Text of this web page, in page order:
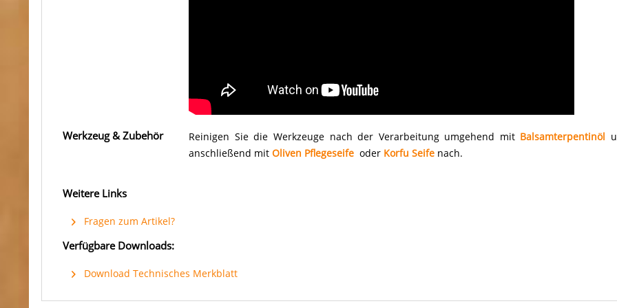
Werkzeug & Zubehör Reinigen Sie die Werkzeuge nach der Verarbeitung umgehend mit Balsamterpentinöl
anschließend mitOliven Pflegeseife oder Korfu Seife nach.
Weitere Links
Fragen zum Artikel?
Verfügbare Downloads:
Download Technisches Merkblatt